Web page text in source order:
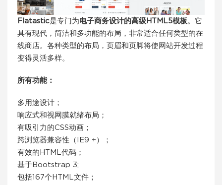
Flatastic是专门为电子商务设计的高级HTML5模板 。它
具有现代，简洁和多功能的布局，非常适合任何类型的在
线商店。各种类型的布局，页眉和页脚将使网站开发过程
变得灵活多样。
所有功能：
多用途设计；
响应式和视网膜就绪布局；
有吸引力的CSS动画；
跨浏览器兼容性（IE9 +）；
有效的HTML代码；
基于Bootstrap 3;
包括167个HTML文件；